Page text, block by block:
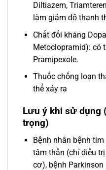
Diltiazem,
làm giảm độ thanh
Chất đối kháng
Metoclopramid): có
Pramipexole.
Thuốc chống loạn
thể xảy ra
Lưu ý khi sử dụng
trọng)
Bệnh nhân bệnh
tâm thần (chỉ điều
cơ), bệnh Parkinson